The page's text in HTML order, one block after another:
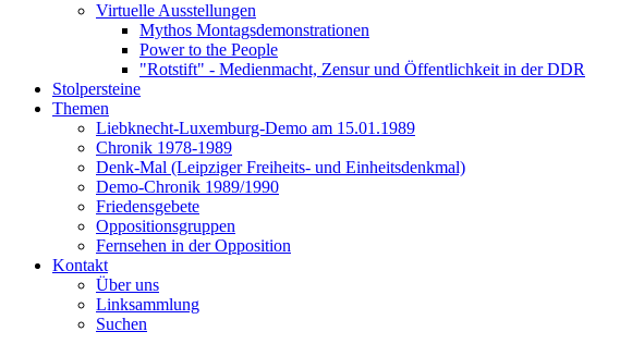
Virtuelle Ausstellungen
Mythos Montagsdemonstrationen
Power to the People
"Rotstift" - Medienmacht, Zensur und Öffentlichkeit in der DDR
Stolpersteine
Themen
Liebknecht-Luxemburg-Demo am 15.01.1989
Chronik 1978-1989
Denk-Mal (Leipziger Freiheits- und Einheitsdenkmal)
Demo-Chronik 1989/1990
Friedensgebete
Oppositionsgruppen
Fernsehen in der Opposition
Kontakt
Über uns
Linksammlung
Suchen